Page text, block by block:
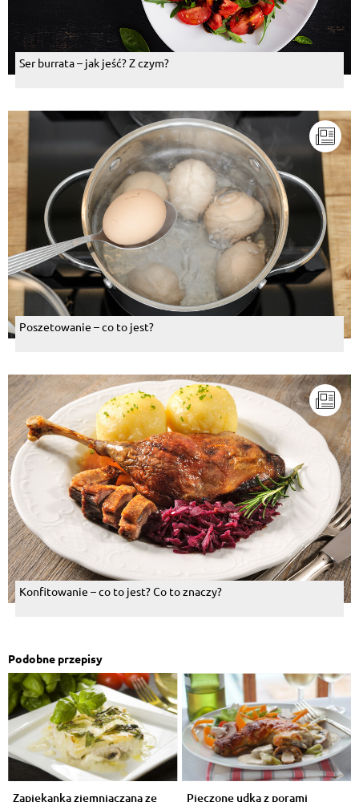
Ser burrata – jak jeść? Z czym?
Poszetowanie – co to jest?
Konfitowanie – co to jest? Co to znaczy?
Podobne przepisy
Zapiekanka ziemniaczana ze Pieczone udka z porami